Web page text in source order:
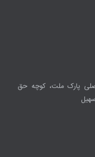
پارک ملت، کوچه حق